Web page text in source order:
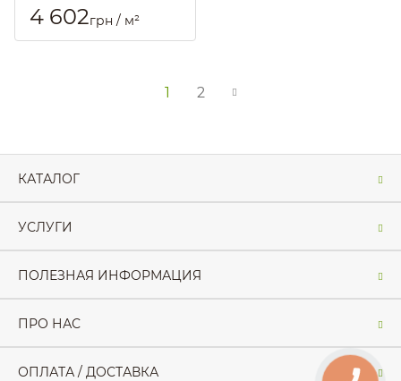
Артикул:: 829
4 602грн / м²
1 2
КАТАЛОГ
УСЛУГИ
ПОЛЕЗНАЯ ИНФОРМАЦИЯ
ПРО НАС
ОПЛАТА / ДОСТАВКА